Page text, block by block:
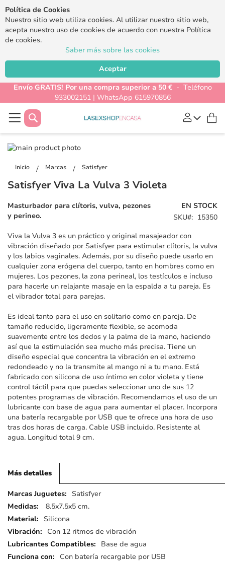
Política de Cookies
Nuestro sitio web utiliza cookies. Al utilizar nuestro sitio web,
acepta nuestro uso de cookies de acuerdo con nuestra Política
de cookies.
Saber más sobre las cookies
Aceptar
Envío GRATIS! Por una compra superior a 50 €- Teléfono
933002151 | WhatsApp 615970856
Buscar
Inicio Marcas Satisfyer
Saltar
final
la
de
imágenes
de
galería
de
Satisfyer Viva La Vulva 3 Violeta
EN STOCK
SKU
15350
Masturbador para clítoris, vulva, pezones
y perineo.
Viva la Vulva 3 es un práctico y original masajeador con
vibración diseñado por Satisfyer para estimular clítoris, la vulva
y los labios vaginales. Además, por su diseño puede usarlo en
cualquier zona erógena del cuerpo, tanto en hombres como en
mujeres. Los pezones, la zona perineal, los testículos e incluso
para hacerle un relajante masaje en la espalda a tu pareja. Es
el vibrador total para parejas.
Es ideal tanto para el uso en solitario como en pareja. De
tamaño reducido, ligeramente flexible, se acomoda
suavemente entre los dedos y la palma de la mano, haciendo
así que la estimulación sea mucho más precisa. Tiene un
diseño especial que concentra la vibración en el extremo
redondeado y no la transmite al mango ni a tu mano. Está
fabricado con silicona de uso íntimo en color violeta y tiene
control táctil para que puedas seleccionar uno de sus 12
potentes programas de vibración. Recomendamos el uso de un
lubricante con base de agua para aumentar el placer. Incorpora
una batería recargable por USB que te ofrece una hora de uso
tras dos horas de carga. Cable USB incluido. Resistente al
agua. Longitud total 9 cm.
Más detalles
Más
detalles
Satisfyer
8.5x7.5x5 cm.
Silicona
Con 12 ritmos de vibración
Base de agua
Con batería recargable por USB